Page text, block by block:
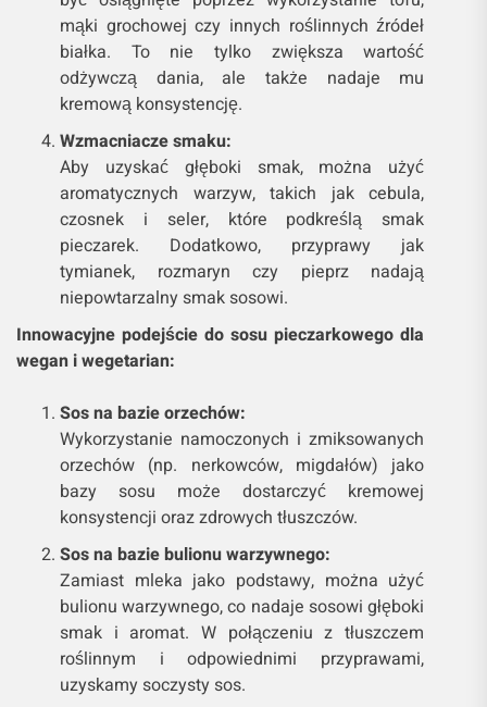
mąki grochowej czy innych roślinnych źródeł
białka. To nie tylko zwiększa wartość
odżywczą dania, ale także nadaje mu
kremową konsystencję.
Wzmacniacze smaku:
Aby uzyskać głęboki smak, można użyć
aromatycznych warzyw, takich jak cebula,
czosnek i seler, które podkreślą smak
pieczarek. Dodatkowo, przyprawy jak
tymianek, rozmaryn czy pieprz nadają
niepowtarzalny smak sosowi.
Innowacyjne podejście do sosu pieczarkowego dla
wegan i wegetarian:
Sos na bazie orzechów:
Wykorzystanie namoczonych i zmiksowanych
orzechów (np. nerkowców, migdałów) jako
bazy sosu może dostarczyć kremowej
konsystencji oraz zdrowych tłuszczów.
Sos na bazie bulionu warzywnego:
Zamiast mleka jako podstawy, można użyć
bulionu warzywnego, co nadaje sosowi głęboki
smak i aromat. W połączeniu z tłuszczem
roślinnym i odpowiednimi przyprawami,
uzyskamy soczysty sos.